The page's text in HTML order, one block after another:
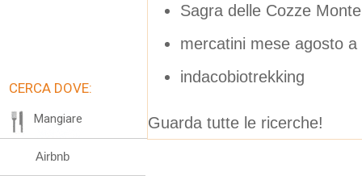
Sagra delle Cozze
mercatini mese agosto
indacobiotrekking
Guarda tutte le ricerche!
CERCA DOVE:
Mangiare
Airbnb